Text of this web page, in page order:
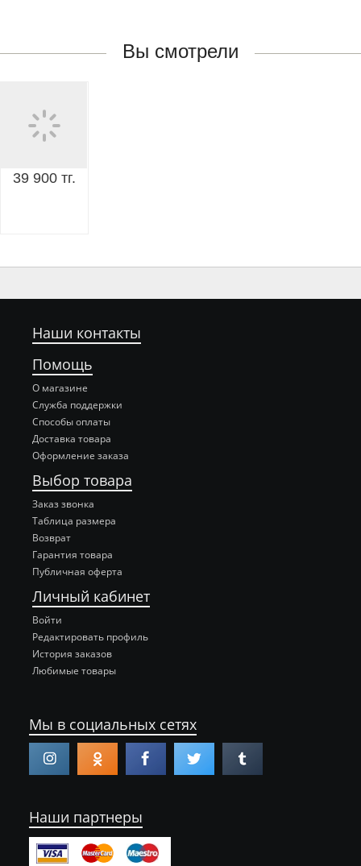
Вы смотрели
39 900 тг.
Наши контакты
Помощь
О магазине
Служба поддержки
Способы оплаты
Доставка товара
Оформление заказа
Выбор товара
Заказ звонка
Таблица размера
Возврат
Гарантия товара
Публичная оферта
Личный кабинет
Войти
Редактировать профиль
История заказов
Любимые товары
Мы в социальных сетях
Наши партнеры